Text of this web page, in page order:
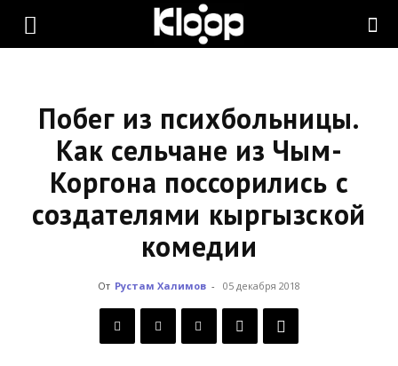
KLOOP.KG
Новости
Побег из психбольницы.
Как сельчане из Чым-
Коргона поссорились с
создателями кыргызской
комедии
От Рустам Халимов - 05 декабря 2018